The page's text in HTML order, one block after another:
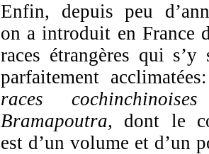
Enfin, depuis peu
on a introduit en France
races étrangères qui s’y
parfaitement
races cochinchinoises
Bramapoutra, dont le
est d’un volume et d’un